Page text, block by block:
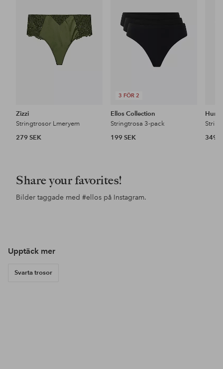
favoriter
Zizzi
Stringtrosor Lmeryem
279 SEK
3 FÖR 2
favoriter
Ellos Collection
Stringtrosa 3-pack
199 SEK
349
Share your favorites!
Bilder taggade med #ellos på Instagram.
Upptäck mer
Svarta trosor